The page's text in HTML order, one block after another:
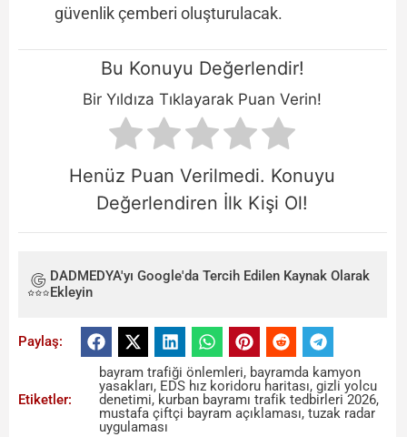
güvenlik çemberi oluşturulacak.
Bu Konuyu Değerlendir!
Bir Yıldıza Tıklayarak Puan Verin!
Henüz Puan Verilmedi. Konuyu
Değerlendiren İlk Kişi Ol!
DADMEDYA'yı Google'da Tercih Edilen Kaynak Olarak
Ekleyin
Paylaş:
Etiketler:
bayram trafiği önlemleri, bayramda kamyon
yasakları, EDS hız koridoru haritası,gizli yolcu
denetimi, kurban bayramı trafik tedbirleri 2026,
mustafa çiftçi bayram açıklaması,tuzak radar
uygulaması